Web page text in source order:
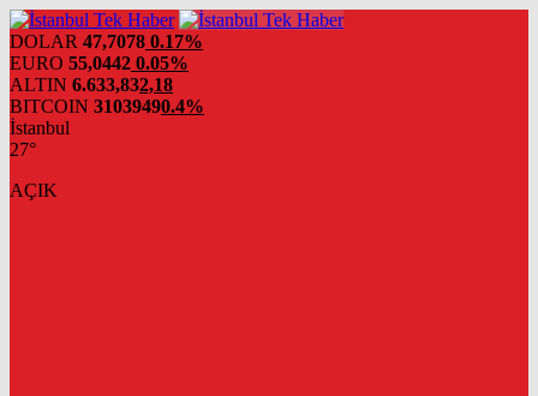
DOLAR 47,7078 0.17%
EURO 55,0442 0.05%
ALTIN 6.633,832,18
BITCOIN 31039490.4%
İstanbul
27°
AÇIK